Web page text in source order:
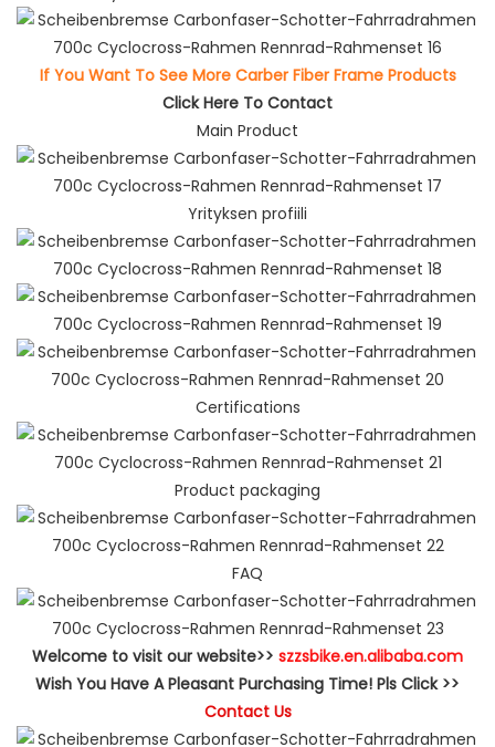
If You Want To See More Carber Fiber Frame Products
Click Here To Contact
Main Product
Yrityksen profiili
Certifications
Product packaging
FAQ
Welcome to visit our website>> szzsbike.en.alibaba.com
Wish You Have A Pleasant Purchasing Time! Pls Click >>
Contact Us